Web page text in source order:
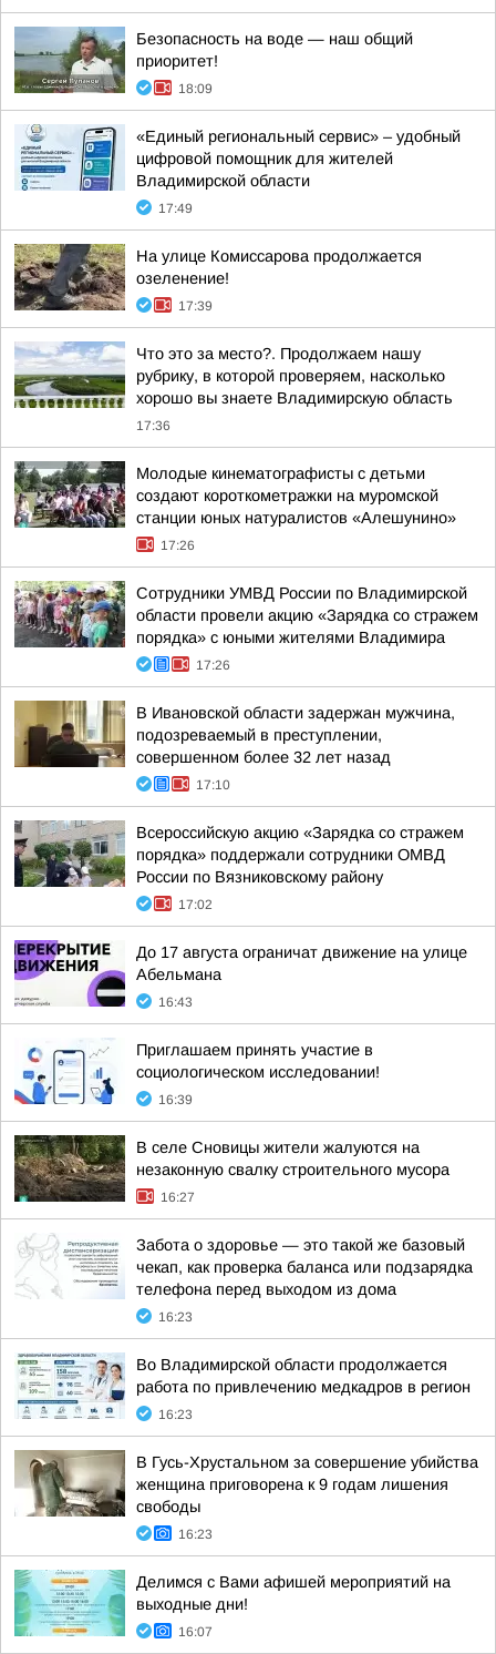
Безопасность на воде — наш общий
приоритет!
18:09
«Единый региональный сервис» – удобный
цифровой помощник для жителей
Владимирской области
17:49
На улице Комиссарова продолжается
озеленение!
17:39
Что это за место?. Продолжаем нашу
рубрику, в которой проверяем, насколько
хорошо вы знаете Владимирскую область
17:36
Молодые кинематографисты с детьми
создают короткометражки на муромской
станции юных натуралистов «Алешунино»
17:26
Сотрудники УМВД России по Владимирской
области провели акцию «Зарядка со стражем
порядка» с юными жителями Владимира
17:26
В Ивановской области задержан мужчина,
подозреваемый в преступлении,
совершенном более 32 лет назад
17:10
Всероссийскую акцию «Зарядка со стражем
порядка» поддержали сотрудники ОМВД
России по Вязниковскому району
17:02
До 17 августа ограничат движение на улице
Абельмана
16:43
Приглашаем принять участие в
социологическом исследовании!
16:39
В селе Сновицы жители жалуются на
незаконную свалку строительного мусора
16:27
Забота о здоровье — это такой же базовый
чекап, как проверка баланса или подзарядка
телефона перед выходом из дома
16:23
Во Владимирской области продолжается
работа по привлечению медкадров в регион
16:23
В Гусь-Хрустальном за совершение убийства
женщина приговорена к 9 годам лишения
свободы
16:23
Делимся с Вами афишей мероприятий на
выходные дни!
16:07